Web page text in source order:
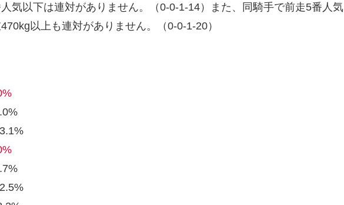
気以下は連対がありません。（0-0-1-14）また、同騎手で前走5番人気
以上も連対がありません。（0-0-1-20）